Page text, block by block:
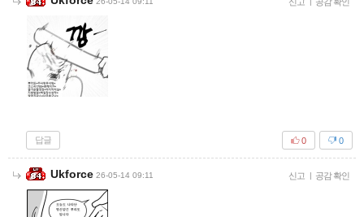
답글 0
0
Ukforce 26-05-14 09:11 신고 | 공감 확인